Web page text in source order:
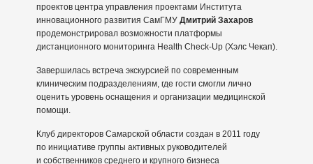
проектов центра управления проектами Института
инновационного развития СамГМУ Дмитрий Захаров
продемонстрировал возможности платформы
дистанционного мониторинга Health Check-Up (Хэлс Чекап).
Завершилась встреча экскурсией по современным
клиническим подразделениям, где гости смогли лично
оценить уровень оснащения и организации медицинской
помощи.
Клуб директоров Самарской области создан в 2011 году
по инициативе группы активных руководителей
и собственников среднего и крупного бизнеса